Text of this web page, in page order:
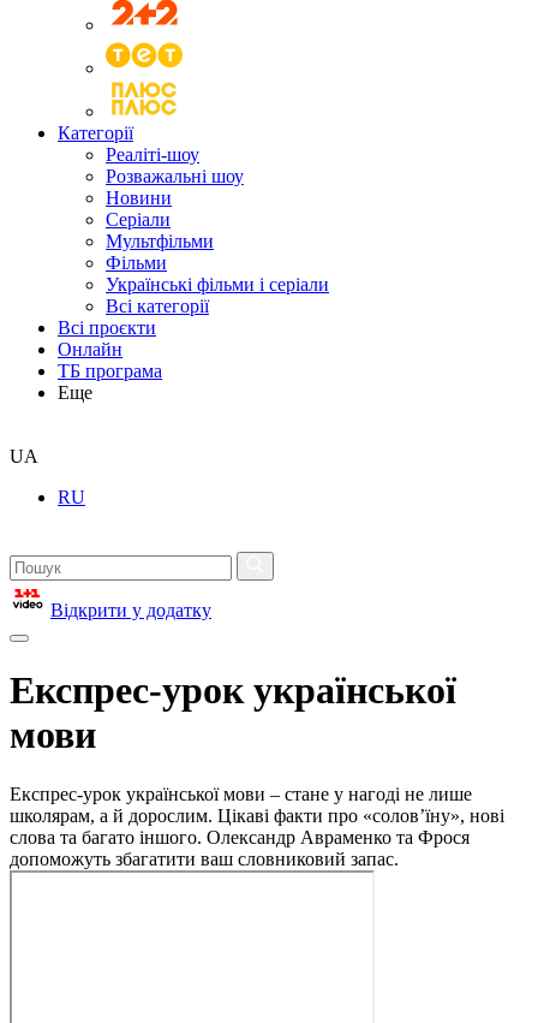
Категорії
Реаліті-шоу
Розважальні шоу
Новини
Серіали
Мультфільми
Фільми
Українські фільми і серіали
Всі категорії
Всі проєкти
Онлайн
ТБ програма
Еще
UA
RU
Відкрити у додатку
Експрес-урок української
мови
Експрес-урок української мови – стане у нагоді не лише
школярам, а й дорослим. Цікаві факти про «солов’їну», нові
слова та багато іншого. Олександр Авраменко та Фрося
допоможуть збагатити ваш словниковий запас.